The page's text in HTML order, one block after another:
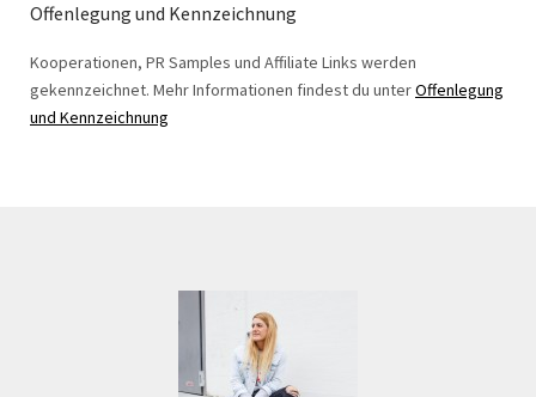
Offenlegung und Kennzeichnung
Kooperationen, PR Samples und Affiliate Links werden
gekennzeichnet. Mehr Informationen findest du unterOffenlegung
und Kennzeichnung